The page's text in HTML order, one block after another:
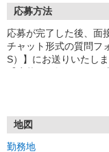
応募方法
応募が完了した後、面
チャット形式の質問フ
S）】にお送りいたしま
1.応募…Webもしくは
※実技試験はドライバ
地図
勤務地